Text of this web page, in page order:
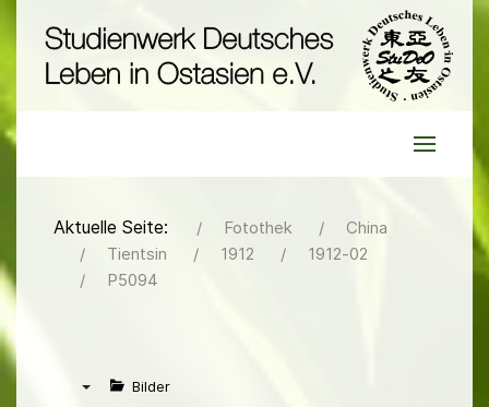
Aktuelle Seite: Fotothek
China
Tientsin
1912
1912-02
P5094
Bilder